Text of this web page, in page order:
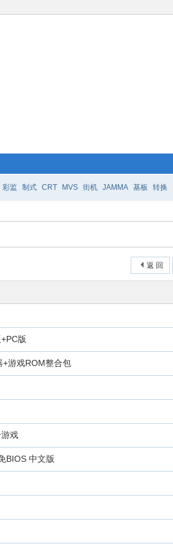
彩监 制式 CRT MVS 街机 JAMMA 基板 转换
返 回
版
游戏ROM整合包
戏
BIOS 中文版